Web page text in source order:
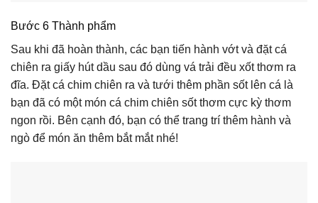
Bước 6 Thành phẩm
Sau khi đã hoàn thành, các bạn tiến hành vớt và đặt cá
chiên ra giấy hút dầu sau đó dùng vá trải đều xốt thơm ra
đĩa. Đặt cá chim chiên ra và tưới thêm phần sốt lên cá là
bạn đã có một món cá chim chiên sốt thơm cực kỳ thơm
ngon rồi. Bên cạnh đó, bạn có thể trang trí thêm hành và
ngò để món ăn thêm bắt mắt nhé!